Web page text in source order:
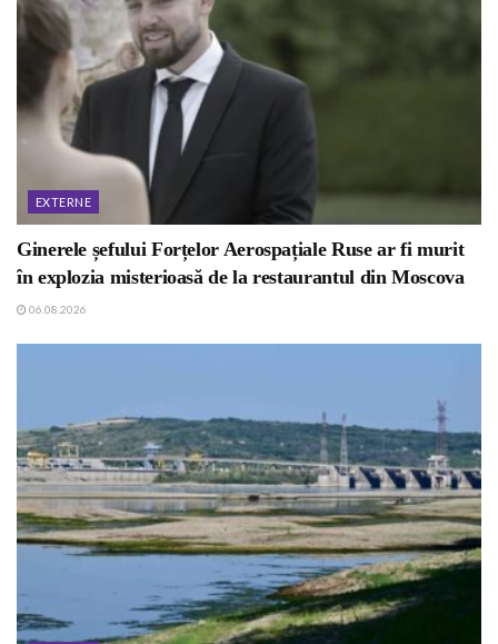
EXTERNE
Ginerele șefului Forțelor Aerospațiale Ruse ar fi murit
în explozia misterioasă de la restaurantul din Moscova
06.08.2026